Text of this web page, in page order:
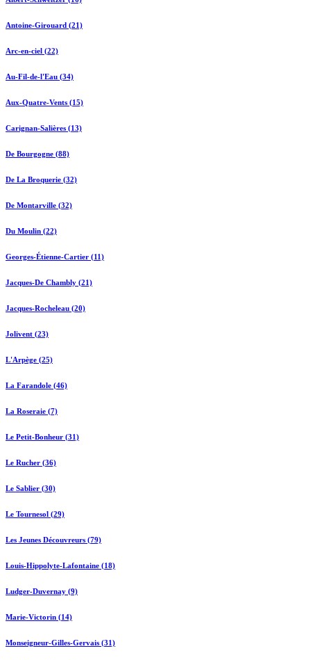
Antoine-Girouard (21)
Arc-en-ciel (22)
Au-Fil-de-l'Eau (34)
Aux-Quatre-Vents (15)
Carignan-Salières (13)
De Bourgogne (88)
De La Broquerie (32)
De Montarville (32)
Du Moulin (22)
Georges-Étienne-Cartier (11)
Jacques-De Chambly (21)
Jacques-Rocheleau (20)
Jolivent (23)
L'Arpège (25)
La Farandole (46)
La Roseraie (7)
Le Petit-Bonheur (31)
Le Rucher (36)
Le Sablier (30)
Le Tournesol (29)
Les Jeunes Découvreurs (79)
Louis-Hippolyte-Lafontaine (18)
Ludger-Duvernay (9)
Marie-Victorin (14)
Monseigneur-Gilles-Gervais (31)